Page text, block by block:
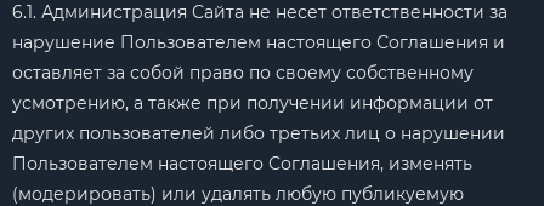
6.1. Администрация Сайта не несет ответственности за
нарушение Пользователем настоящего Соглашения и
оставляет за собой право по своему собственному
усмотрению, а также при получении информации от
других пользователей либо третьих лиц о нарушении
Пользователем настоящего Соглашения, изменять
(модерировать) или удалять любую публикуемую